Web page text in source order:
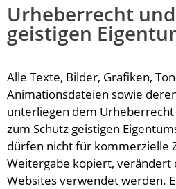
Urheberrecht
geistigen
Alle Texte, Bilder, Grafiken,
Animationsdateien sowie
unterliegen dem
zum Schutz geistigen
dürfen nicht für kommerzielle
Weitergabe kopiert, verändert
Websites verwendet werden.